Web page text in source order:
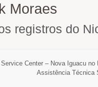
Moraes
registros do
Center – Nova Iguacu no
Assistência Técnica